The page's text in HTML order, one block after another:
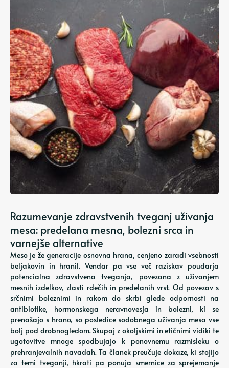
Razumevanje zdravstvenih tveganj uživanja
mesa: predelana mesna, bolezni srca in
varnejše alternative
Meso je že generacije osnovna hrana, cenjeno zaradi vsebnosti
beljakovin in hranil. Vendar pa vse več raziskav poudarja
potencialna zdravstvena tveganja, povezana z uživanjem
mesnih izdelkov, zlasti rdečih in predelanih vrst. Od povezav s
srčnimi boleznimi in rakom do skrbi glede odpornosti na
antibiotike, hormonskega neravnovesja in bolezni, ki se
prenašajo s hrano, so posledice sodobnega uživanja mesa vse
bolj pod drobnogledom. Skupaj z okoljskimi in etičnimi vidiki te
ugotovitve mnoge spodbujajo k ponovnemu razmisleku o
prehranjevalnih navadah. Ta članek preučuje dokaze, ki stojijo
za temi tveganji, hkrati pa ponuja smernice za sprejemanje